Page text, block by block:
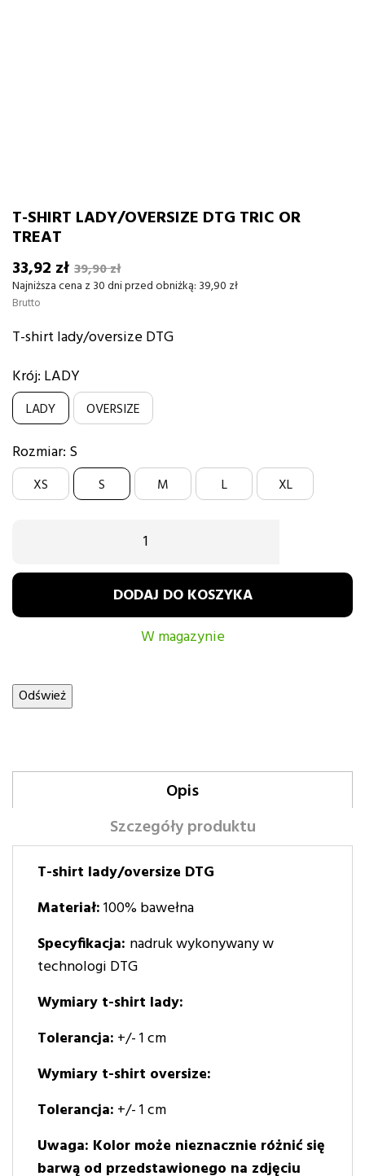
T-SHIRT LADY/OVERSIZE DTG TRIC OR
TREAT
33,92 zł 39,90 zł
Najniższa cena z 30 dni przed obniżką: 39,90 zł
Brutto
T-shirt lady/oversize DTG
Krój: LADY
LADY OVERSIZE
Rozmiar: S
XS S M L XL
DODAJ DO KOSZYKA
W magazynie
Opis
Szczegóły produktu
T-shirt lady/oversize DTG
Materiał:100% bawełna
Specyfikacja: nadruk wykonywany w
technologi DTG
Wymiary t-shirt lady:
Tolerancja: +/- 1 cm
Wymiary t-shirt oversize:
Tolerancja: +/- 1 cm
Uwaga: Kolor może nieznacznie różnić się
barwą od przedstawionego na zdjęciu